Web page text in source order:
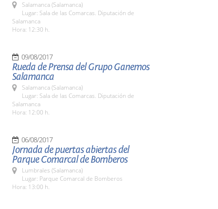
Salamanca (Salamanca)
Lugar: Sala de las Comarcas. Diputación de
Salamanca
Hora: 12:30 h.
09/08/2017
Rueda de Prensa del Grupo Ganemos
Salamanca
Salamanca (Salamanca)
Lugar: Sala de las Comarcas. Diputación de
Salamanca
Hora: 12:00 h.
06/08/2017
Jornada de puertas abiertas del
Parque Comarcal de Bomberos
Lumbrales (Salamanca)
Lugar: Parque Comarcal de Bomberos
Hora: 13:00 h.